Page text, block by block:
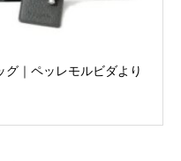
｜ペッレモルビダより